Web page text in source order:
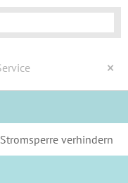
Öffnungszeiten
verhindern